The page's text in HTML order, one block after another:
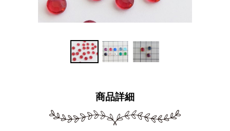
商品詳細